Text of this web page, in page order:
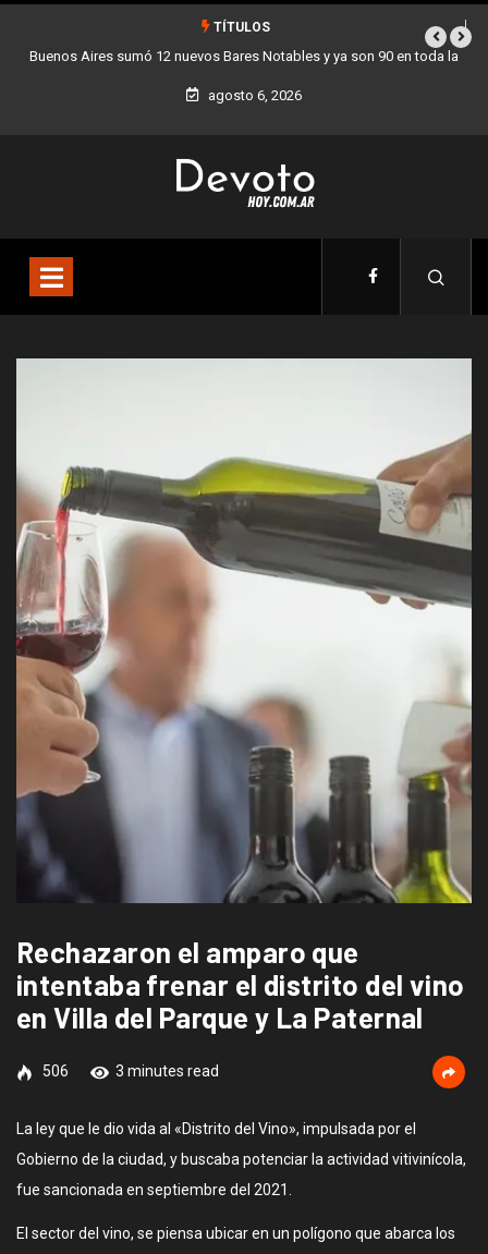
TÍTULOS
90 en toda la Los stands móviles de la Ciudad llegan esta semana a
agosto 6, 2026
Rechazaron el amparo que
intentaba frenar el distrito del vino
en Villa del Parque y La Paternal
506 3 minutes read
La ley que le dio vida al «Distrito del Vino», impulsada por el
Gobierno de la ciudad, y buscaba potenciar la actividad vitivinícola,
fue sancionada en septiembre del 2021.
El sector del vino, se piensa ubicar en un polígono que abarca los